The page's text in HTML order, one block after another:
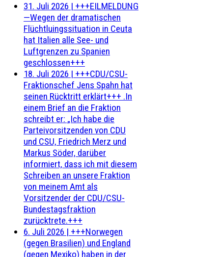
31. Juli 2026 | +++EILMELDUNG
—Wegen der dramatischen
Flüchtluingssituation in Ceuta
hat Italien alle See- und
Luftgrenzen zu Spanien
geschlossen+++
18. Juli 2026 | +++CDU/CSU-
Fraktionschef Jens Spahn hat
seinen Rücktritt erklärt+++ .In
einem Brief an die Fraktion
schreibt er: „Ich habe die
Parteivorsitzenden von CDU
und CSU, Friedrich Merz und
Markus Söder, darüber
informiert, dass ich mit diesem
Schreiben an unsere Fraktion
von meinem Amt als
Vorsitzender der CDU/CSU-
Bundestagsfraktion
zurücktrete.+++
6. Juli 2026 | +++Norwegen
(gegen Brasilien) und England
(gegen Mexiko) haben in der